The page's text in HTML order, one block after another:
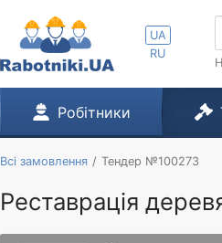
UA
RU
Робітники
Всі замовлення Тендер №100273
Реставрація